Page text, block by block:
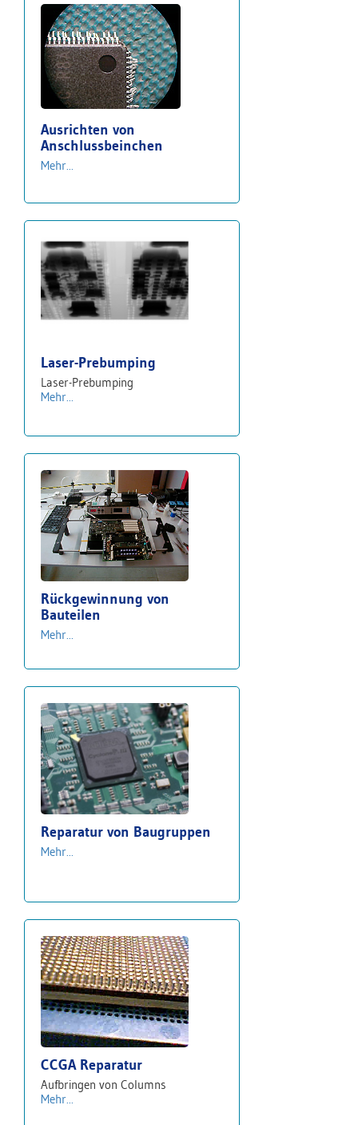
Ausrichten von
Anschlussbeinchen
Mehr...
Laser-Prebumping
Laser-Prebumping
Mehr...
Rückgewinnung von
Bauteilen
Mehr...
Reparatur von Baugruppen
Mehr...
CCGA Reparatur
Aufbringen von Columns
Mehr...